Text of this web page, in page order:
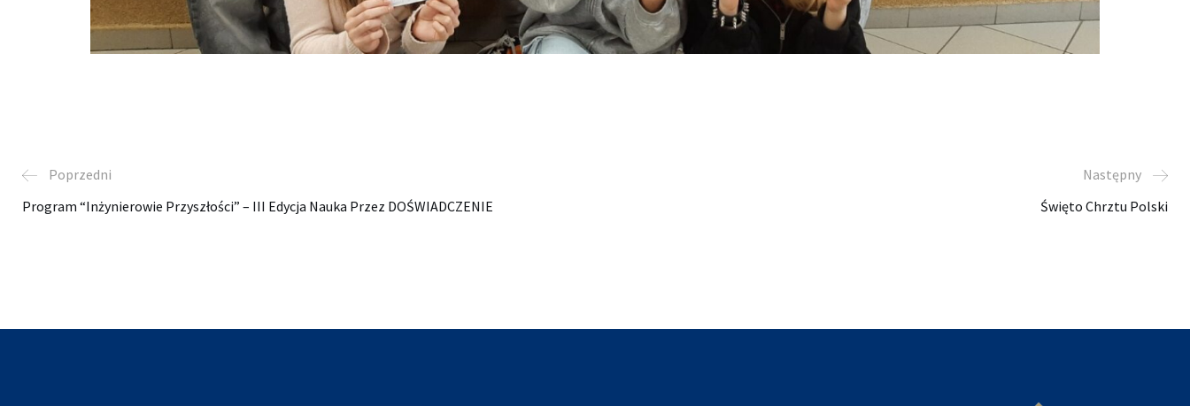
Poprzedni
Program “Inżynierowie Przyszłości” – III Edycja Nauka Przez DOŚWIADCZENIE
Następny
Święto Chrztu Polski